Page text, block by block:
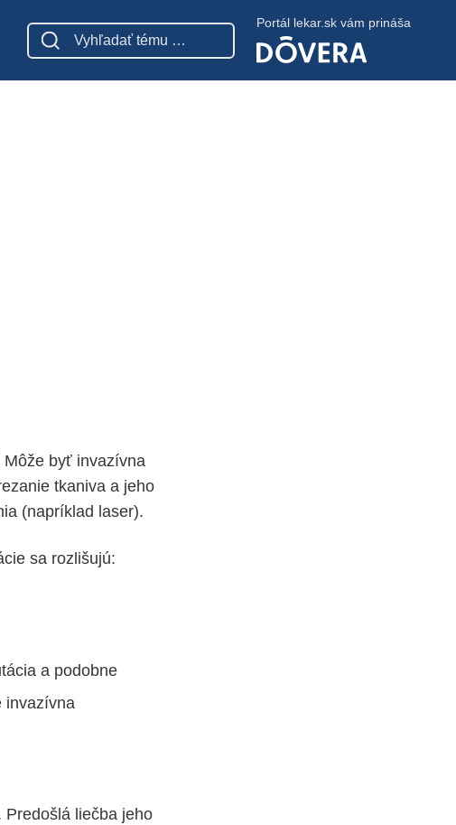
Portál lekar.sk vám prináša
Môže byť invazívna
tkaniva a jeho
(napríklad laser).
sa rozlišujú:
a podobne
invazívna
Predošlá liečba jeho